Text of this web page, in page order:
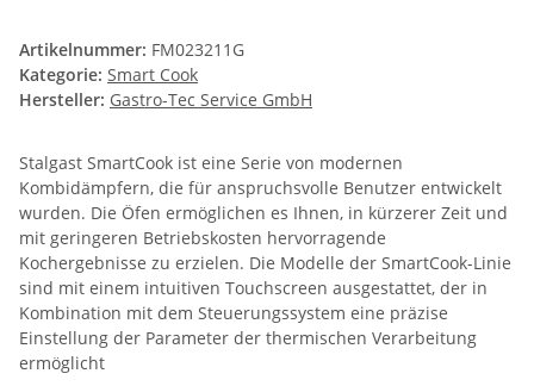
Artikelnummer: FM023211G
Kategorie: Smart Cook
Hersteller: Gastro-Tec Service GmbH
Stalgast SmartCook ist eine Serie von modernen
Kombidämpfern, die für anspruchsvolle Benutzer entwickelt
wurden. Die Öfen ermöglichen es Ihnen, in kürzerer Zeit und
mit geringeren Betriebskosten hervorragende
Kochergebnisse zu erzielen. Die Modelle der SmartCook-Linie
sind mit einem intuitiven Touchscreen ausgestattet, der in
Kombination mit dem Steuerungssystem eine präzise
Einstellung der Parameter der thermischen Verarbeitung
ermöglicht